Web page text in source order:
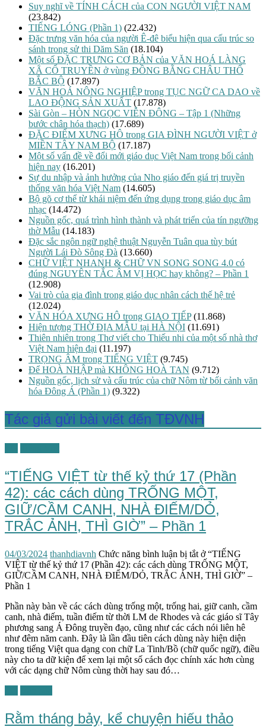
Suy nghĩ về TÍNH CÁCH của CON NGƯỜI VIỆT NAM
(23.842)
TIẾNG LÓNG (Phần 1) (22.432)
Đặc trưng văn hóa của người Ê-đê biểu hiện qua cấu trúc so
sánh trong sử thi Dăm Săn (18.104)
Một số ĐẶC TRƯNG CƠ BẢN của VĂN HOÁ LÀNG
XÃ CỔ TRUYỀN ở vùng ĐỒNG BẰNG CHÂU THỔ
BẮC BỘ (17.897)
VĂN HOÁ NÔNG NGHIỆP trong TỤC NGỮ CA DAO về
LAO ĐỘNG SẢN XUẤT (17.878)
Sài Gòn – HÒN NGỌC VIỄN ĐÔNG – Tập 1 (Những
bước chân hóa thạch) (17.689)
ĐẶC ĐIỂM XƯNG HÔ trong GIA ĐÌNH NGƯỜI VIỆT ở
MIỀN TÂY NAM BỘ (17.187)
Một số vấn đề về đổi mới giáo dục Việt Nam trong bối cảnh
hiện nay (16.201)
Sự du nhập và ảnh hưởng của Nho giáo đến giá trị truyền
thống văn hóa Việt Nam (14.605)
Bộ gõ cơ thể từ khái niệm đến ứng dụng trong giáo dục âm
nhạc (14.472)
Nguồn gốc, quá trình hình thành và phát triển của tín ngưỡng
thờ Mẫu (14.183)
Đặc sắc ngôn ngữ nghệ thuật Nguyễn Tuân qua tùy bút
Người Lái Đò Sông Đà (13.660)
CHỮ VIỆT NHANH & CHỮ VN SONG SONG 4.0 có
đúng NGUYÊN TẮC ÂM VỊ HỌC hay không? – Phần 1
(12.908)
Vai trò của gia đình trong giáo dục nhân cách thế hệ trẻ
(12.024)
VĂN HÓA XƯNG HÔ trong GIAO TIẾP (11.868)
Hiện tượng THỜ ĐỊA MẪU tại HÀ NỘI (11.691)
Thiên nhiên trong Thơ viết cho Thiếu nhi của một số nhà thơ
Việt Nam hiện đại (11.197)
TRỌNG ÂM trong TIẾNG VIỆT (9.745)
Để HOÀ NHẬP mà KHÔNG HOÀ TAN (9.712)
Nguồn gốc, lịch sử và cấu trúc của chữ Nôm từ bối cảnh văn
hóa Đông Á (Phần 1) (9.322)
Tác giả gửi bài viết đến TĐVNH
“TIẾNG VIỆT từ thế kỷ thứ 17 (Phần
42): các cách dùng TRỐNG MỘT,
GIỮ/CẦM CANH, NHÀ ĐIẾM/DỎ,
TRẮC ẢNH, THÌ GIỜ” – Phần 1
04/03/2024 thanhdiavnh Chức năng bình luận bị tắt ở “TIẾNG
VIỆT từ thế kỷ thứ 17 (Phần 42): các cách dùng TRỐNG MỘT,
GIỮ/CẦM CANH, NHÀ ĐIẾM/DỎ, TRẮC ẢNH, THÌ GIỜ” –
Phần 1
Phần này bàn về các cách dùng trống một, trống hai, giữ canh, cầm
canh, nhà điếm, tuần điếm từ thời LM de Rhodes và các giáo sĩ Tây
phương sang Á Đông truyền đạo, cũng như các cách nói liên hê
như đêm năm canh. Đây là lần đầu tiên cách dùng này hiện diện
trong tiếng Việt qua dạng con chữ La Tinh/Bồ (chữ quốc ngữ), điều
này cho ta dữ kiện để xem lại một số cách đọc chính xác hơn cùng
với các dạng chữ Nôm cùng thời hay sau đó…
Rằm tháng bảy, kể chuyện hiếu thảo